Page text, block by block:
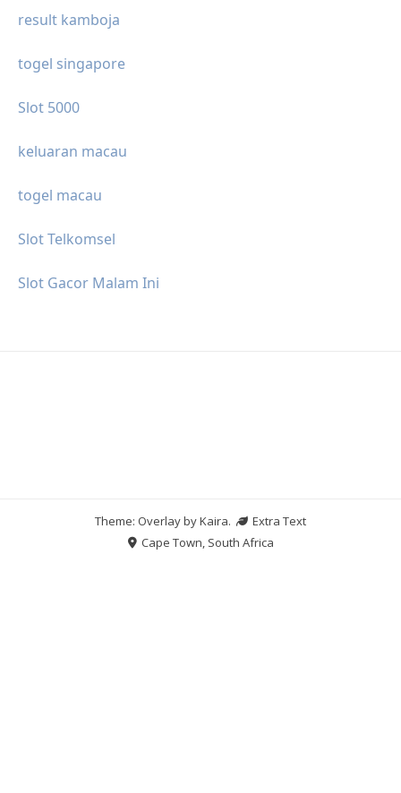
result kamboja
togel singapore
Slot 5000
keluaran macau
togel macau
Slot Telkomsel
Slot Gacor Malam Ini
Theme: Overlay byKaira.
Extra Text
Cape Town, South Africa